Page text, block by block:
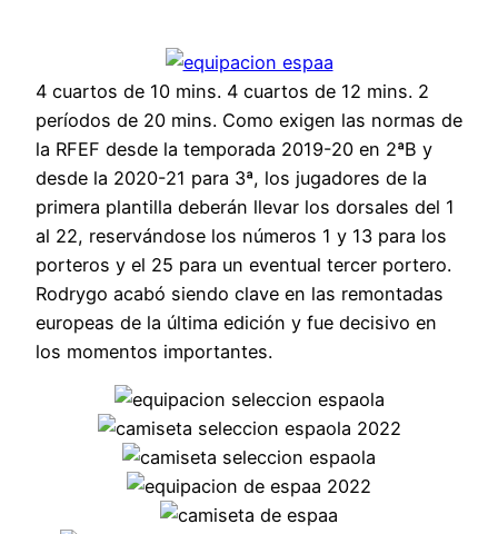
4 cuartos de 10 mins. 4 cuartos de 12 mins. 2
períodos de 20 mins. Como exigen las normas de
la RFEF desde la temporada 2019-20 en 2ªB y
desde la 2020-21 para 3ª, los jugadores de la
primera plantilla deberán llevar los dorsales del 1
al 22, reservándose los números 1 y 13 para los
porteros y el 25 para un eventual tercer portero.
Rodrygo acabó siendo clave en las remontadas
europeas de la última edición y fue decisivo en
los momentos importantes.